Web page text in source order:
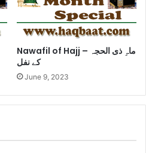
Nawafil of Hajj – ماہِ ذی الحجہ
کے نفل
June 9, 2023